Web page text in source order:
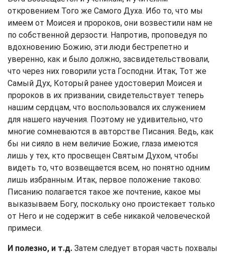
откровением Того же Самого Духа. Ибо то, что мы
имеем от Моисея и пророков, они возвестили нам не
по собственной дерзости. Напротив, проповедуя по
вдохновению Божию, эти люди бестрепетно и
уверенно, как и было должно, засвидетельствовали,
что через них говорили уста Господни. Итак, Тот же
Самый Дух, Который ранее удостоверил Моисея и
пророков в их призвании, свидетельствует теперь
нашим сердцам, что воспользовался их служением
для нашего научения. Поэтому не удивительно, что
многие сомневаются в авторстве Писания. Ведь, как
бы ни сияло в нем величие Божие, глаза имеются
лишь у тех, кто просвещен Святым Духом, чтобы
видеть то, что возвещается всем, но понятно одним
лишь избранным. Итак, первое положение таково:
Писанию полагается такое же почтение, какое мы
выказываем Богу, поскольку оно проистекает только
от Него и не содержит в себе никакой человеческой
примеси.
И полезно, и т.д. Затем следует вторая часть похвалы